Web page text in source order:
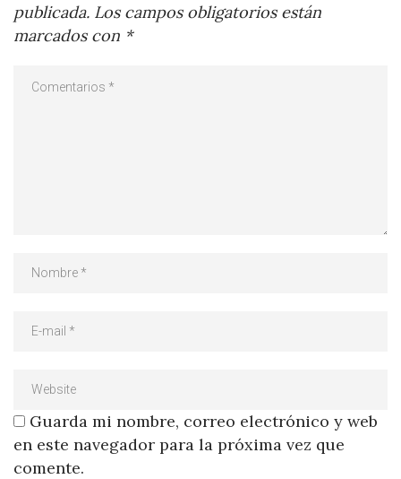
publicada. Los campos obligatorios están
marcados con *
Guarda mi nombre, correo electrónico y web
en este navegador para la próxima vez que
comente.